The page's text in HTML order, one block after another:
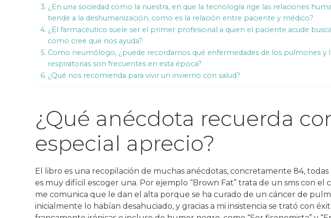
¿En una sociedad como la nuestra, en que la tecnología rige las relaciones
tiende a la deshumanización, como es la relación entre paciente y médico?
¿El farmacéutico suele ser el primer profesional a quien el paciente acude
como cree que nos ayuda?
Como neumólogo, ¿puede recordarnos qué enfermedades de los pulmones y
respiratorias son frecuentes en esta época?
¿Qué nos recomienda para vivir un invierno con salud?
¿Qué anécdota recuerda
especial aprecio?
El libro es una recopilación de muchas anécdotas, concretamente 84, todas
es muy difícil escoger una. Por ejemplo “Brown Fat” trata de un sms con el
me comunica que le dan el alta porque se ha curado de un cáncer de
inicialmente lo habían desahuciado, y gracias a mi insistencia se trató con